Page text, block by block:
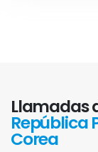
Llamadas
República
Corea